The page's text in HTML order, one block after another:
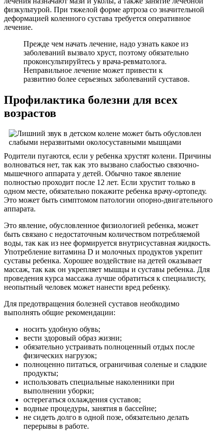
физкультурой. При тяжелой форме артроза со значительной
деформацией коленного сустава требуется оперативное
лечение.
Прежде чем начать лечение, надо узнать какое из
заболеваний вызвало хруст, поэтому обязательно
проконсультируйтесь у врача-ревматолога.
Неправильное лечение может привести к
развитию более серьезных заболеваний суставов.
Профилактика болезни для всех
возрастов
Родители пугаются, если у ребенка хрустят колени. Причины
волноваться нет, так как это вызвано слабостью связочно-
мышечного аппарата у детей. Обычно такое явление
полностью проходит после 12 лет. Если хрустит только в
одном месте, обязательно покажите ребенка врачу-ортопеду.
Это может быть симптомом патологии опорно-двигательного
аппарата.
Это явление, обусловленное физиологией ребенка, может
быть связано с недостаточным количеством потребляемой
воды, так как из нее формируется внутрисуставная жидкость.
Употребление витамина D и молочных продуктов укрепит
суставы ребенка. Хорошее воздействие на детей оказывает
массаж, так как он укрепляет мышцы и суставы ребенка. Для
проведения курса массажа лучше обратиться к специалисту,
неопытный человек может нанести вред ребенку.
Для предотвращения болезней суставов необходимо
выполнять общие рекомендации:
носить удобную обувь;
вести здоровый образ жизни;
обязательно устраивать полноценный отдых после
физических нагрузок;
полноценно питаться, ограничивая соленые и сладкие
продукты;
использовать специальные наколенники при
выполнении уборки;
остерегаться охлаждения суставов;
водные процедуры, занятия в бассейне;
не сидеть долго в одной позе, обязательно делать
перерывы в работе.